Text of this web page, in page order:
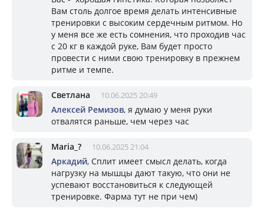
Вам столь долгое время делать интенсивные
тренировки с высоким сердечным ритмом. Но
у меня все же есть сомнения, что проходив час
с 20 кг в каждой руке, Вам будет просто
провести с ними свою тренировку в прежнем
ритме и темпе.
Светлана 10.06.2025 20:49
Алексей Ремизов, я думаю у меня руки
отвалятся раньше, чем через час
Mariа_? 10.06.2025 21:04
Аркадий, Сплит имеет смысл делать, когда
нагрузку на мышцы дают такую, что они не
успевают восстановиться к следующей
тренировке. Фарма тут не при чем)